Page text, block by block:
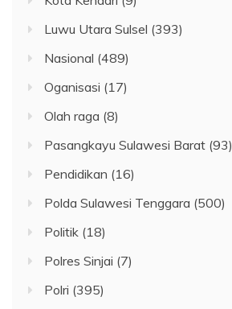
Luwu Utara Sulsel (393)
Nasional (489)
Oganisasi (17)
Olah raga (8)
Pasangkayu Sulawesi Barat (93)
Pendidikan (16)
Polda Sulawesi Tenggara (500)
Politik (18)
Polres Sinjai (7)
Polri (395)